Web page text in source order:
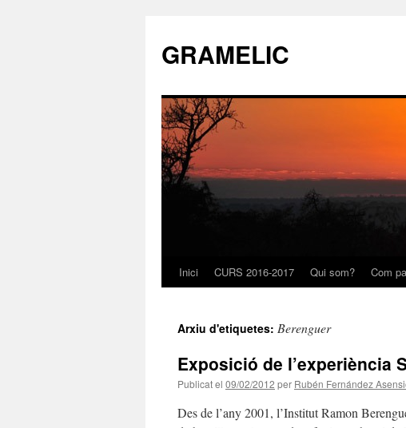
GRAMELIC
Vés
contingut
Inici CURS 2016-2017 Qui som? Com
Arxiu d'etiquetes: Berenguer
Exposició de l’experiència
Publicat el 09/02/2012 per Rubén Fernández
Des de l’any 2001, l’Institut Ramon